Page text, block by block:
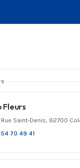
Fleurs
Saint-Denis, 92700
70 49 41